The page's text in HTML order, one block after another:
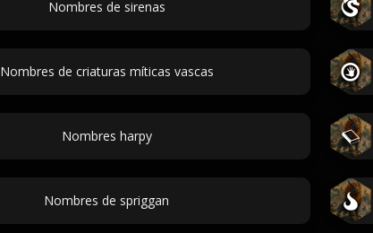
Nombres de sirenas
Nombres de criaturas míticas vascas
Nombres harpy
Nombres de spriggan